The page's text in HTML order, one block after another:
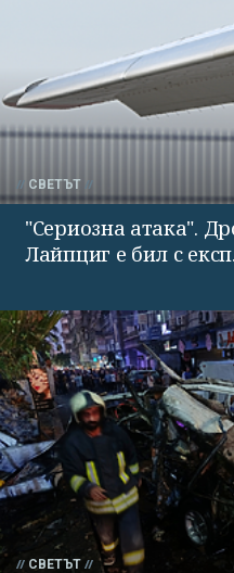
СВЕТЪТ
"Сериозна атака".
Лайпциг е бил с
СВЕТЪТ